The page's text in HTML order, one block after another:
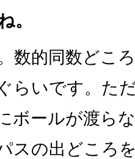
。
数的同数どこ
らいです。た
ボールが渡ら
スの出どころ